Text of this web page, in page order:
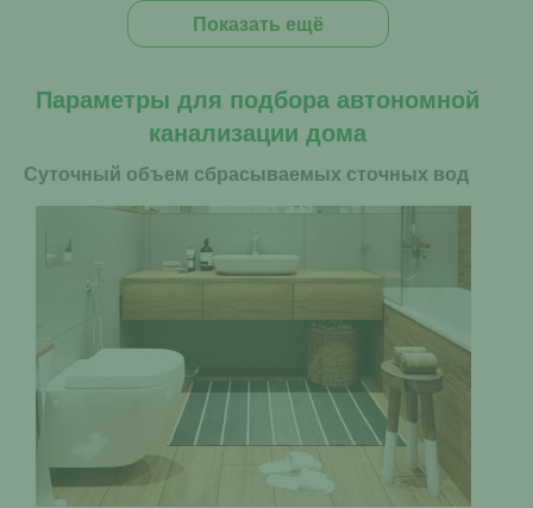
Показать ещё
Параметры для подбора автономной
канализации дома
Суточный объем сбрасываемых сточных вод